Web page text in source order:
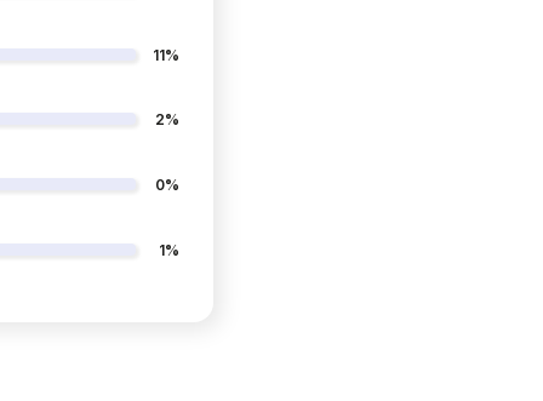
11%
2%
0%
1%